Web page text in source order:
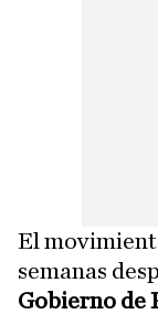
El
semanas
Gobierno de